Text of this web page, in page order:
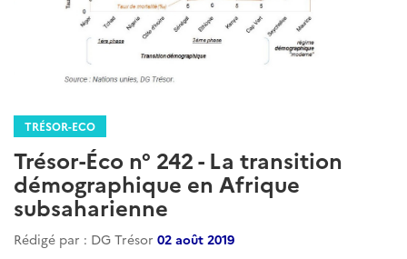
TRÉSOR-ECO
Trésor-Éco n° 242 - La transition
démographique en Afrique
subsaharienne
Rédigé par : DG Trésor 02 août 2019